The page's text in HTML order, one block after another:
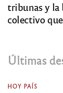
tribunas y la
colectivo
Últimas
HOY PAÍS